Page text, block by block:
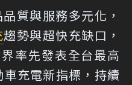
質與服務多元化，
趨勢與超快充缺口，
率先發表全台最高
充電新指標，持續